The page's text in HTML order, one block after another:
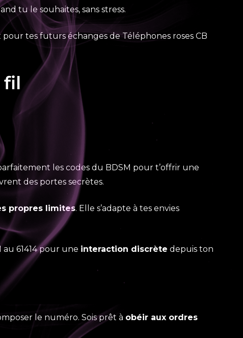
tu le souhaites, sans stress.
tes futurs échanges de Téléphones roses CB
fil
les codes du BDSM pour t’offrir une
des portes secrètes.
propres limites. Elle s’adapte à tes envies
61414 pour une interaction discrète depuis ton
le numéro. Sois prêt à obéir aux ordres